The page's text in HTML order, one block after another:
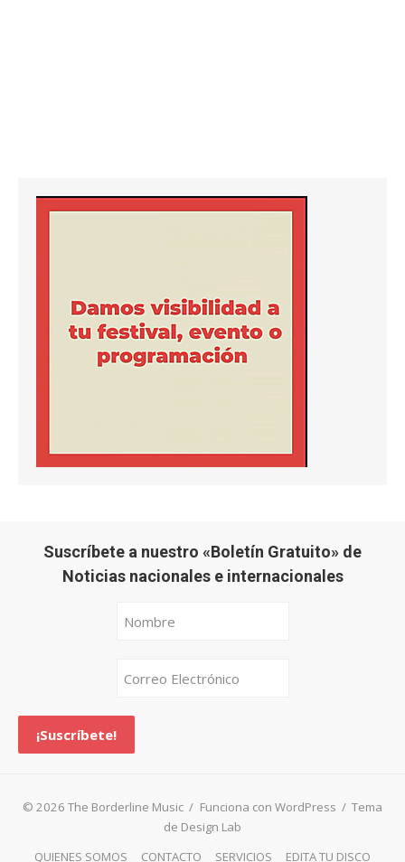
Suscríbete a nuestro «Boletín Gratuito» de
Noticias nacionales e internacionales
© 2026 The Borderline Music / Funciona con WordPress / Tema
de Design Lab
QUIENES SOMOS
CONTACTO SERVICIOS EDITA TU DISCO